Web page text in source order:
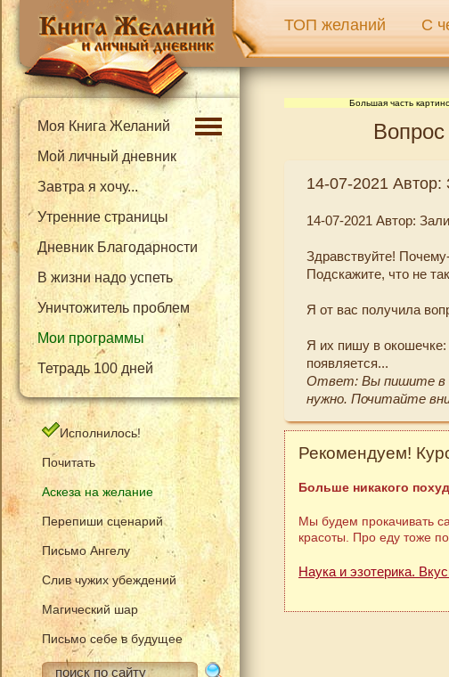
ТОП желаний С
Моя Книга Желаний
Мой личный дневник
Завтра я хочу...
Утренние страницы
Дневник Благодарности
В жизни надо успеть
Уничтожитель проблем
Мои программы
Тетрадь 100 дней
Исполнилось!
Почитать
Аскеза на желание
Перепиши сценарий
Письмо Ангелу
Слив чужих убеждений
Магический шар
Письмо себе в будущее
Большая часть
14-07-2021 Автор:
14-07-2021 Автор:
Здравствуйте!
Подскажите, что не
Я от вас получила
Я их пишу в
появляется...
Ответ: Вы пишите в
нужно. Почитайте
Рекомендуем!
Больше никакого
Мы будем прокачивать
красоты. Про еду тоже
Наука и эзотерика.